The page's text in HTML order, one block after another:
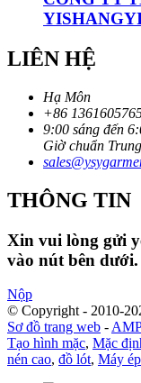
LIÊN HỆ
Hạ Môn
+86
9:00 sáng đến
Giờ chuẩn
THÔNG TIN
Xin vui lòng gửi
vào nút bên
Nộp
© Copyright - 2010-
Sơ đồ trang web -
Tạo hình mặc, Mặc
nén cao, đồ lót, Máy